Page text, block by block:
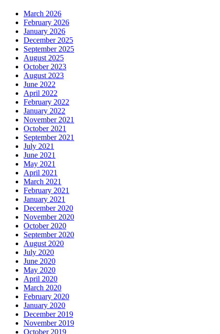
March 2026
February 2026
January 2026
December 2025
September 2025
August 2025
October 2023
August 2023
June 2022
April 2022
February 2022
January 2022
November 2021
October 2021
September 2021
July 2021
June 2021
May 2021
April 2021
March 2021
February 2021
January 2021
December 2020
November 2020
October 2020
September 2020
August 2020
July 2020
June 2020
May 2020
April 2020
March 2020
February 2020
January 2020
December 2019
November 2019
October 2019